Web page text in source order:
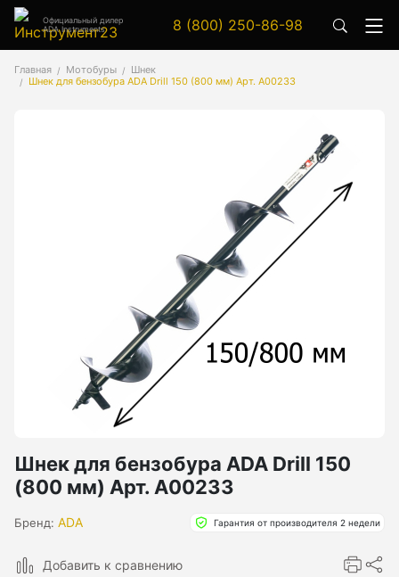
Официальный дилер
ADA Instruments
8 (800) 250-86-98
Главная Мотобуры
Шнек
Шнек для бензобура ADA Drill 150 (800 мм) Арт. А00233
Шнек для бензобура ADA Drill 150
(800 мм) Арт. А00233
Бренд: ADA Гарантия от производителя 2 недели
Добавить к сравнению
Аксессуары
Аксессуары к геодезическим приборам
Генератор сигналов специальной формы
Аксессуары
Бензиновые генераторы серии A
Бензиновые генераторы серии Lite
Дальномеры